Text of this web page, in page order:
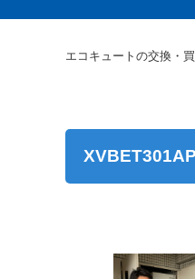
エコキュートの交換・
XVBET301AP